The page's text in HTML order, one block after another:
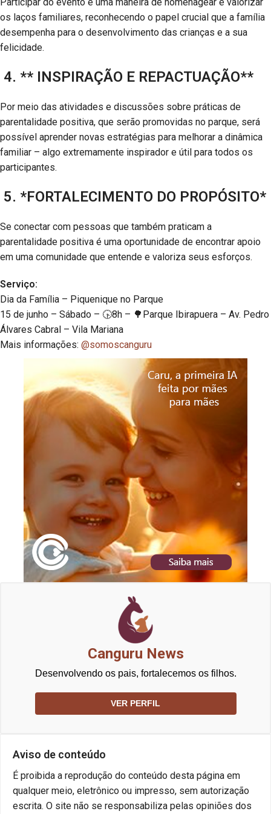
os laços familiares, reconhecendo o papel crucial que a família
desempenha para o desenvolvimento das crianças e a sua
felicidade.
4. ** INSPIRAÇÃO E REPACTUAÇÃO**
Por meio das atividades e discussões sobre práticas de
parentalidade positiva, que serão promovidas no parque, será
possível aprender novas estratégias para melhorar a dinâmica
familiar – algo extremamente inspirador e útil para todos os
participantes.
5. *FORTALECIMENTO DO PROPÓSITO*
Se conectar com pessoas que também praticam a
parentalidade positiva é uma oportunidade de encontrar apoio
em uma comunidade que entende e valoriza seus esforços.
Serviço:
Dia da Família – Piquenique no Parque
15 de junho – Sábado – 🕟8h – 🌳Parque Ibirapuera – Av. Pedro
Álvares Cabral – Vila Mariana
Mais informações: @somoscanguru
Canguru News
Desenvolvendo os pais, fortalecemos os filhos.
VER PERFIL
Aviso de conteúdo
É proibida a reprodução do conteúdo desta página em
qualquer meio, eletrônico ou impresso, sem autorização
escrita. O site não se responsabiliza pelas opiniões dos